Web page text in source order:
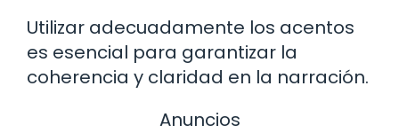
Utilizar adecuadamente los acentos
es esencial para garantizar la
coherencia y claridad en la narración.
Anuncios